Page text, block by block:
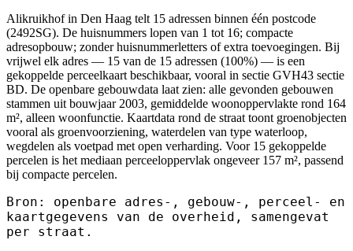
Alikruikhof in Den Haag telt 15 adressen binnen één postcode
(2492SG). De huisnummers lopen van 1 tot 16; compacte
adresopbouw; zonder huisnummerletters of extra toevoegingen. Bij
vrijwel elk adres — 15 van de 15 adressen (100%) — is een
gekoppelde perceelkaart beschikbaar, vooral in sectie GVH43 sectie
BD. De openbare gebouwdata laat zien: alle gevonden gebouwen
stammen uit bouwjaar 2003, gemiddelde woonoppervlakte rond 164
m², alleen woonfunctie. Kaartdata rond de straat toont groenobjecten
vooral als groenvoorziening, waterdelen van type waterloop,
wegdelen als voetpad met open verharding. Voor 15 gekoppelde
percelen is het mediaan perceeloppervlak ongeveer 157 m², passend
bij compacte percelen.
Bron: openbare adres-, gebouw-, perceel- en
kaartgegevens van de overheid, samengevat
per straat.